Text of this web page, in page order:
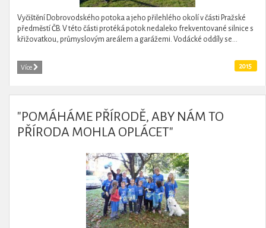
Vyčištění Dobrovodského potoka a jeho přilehlého okolí v části Pražské
předměstí ČB. V této části protéká potok nedaleko frekventované silnice s
křižovatkou, průmyslovým areálem a garážemi. Vodácké oddíly se...
Více 2015
"POMÁHÁME PŘÍRODĚ, ABY NÁM TO
PŘÍRODA MOHLA OPLÁCET"